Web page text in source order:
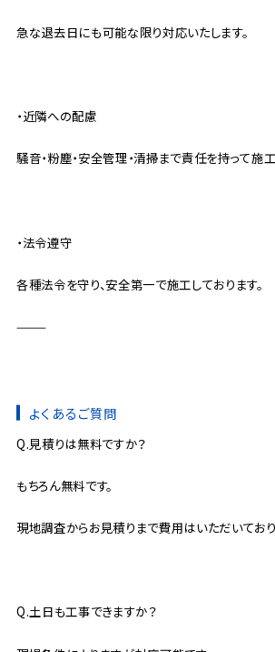
急な退去日にも可能な限り対応いたします。
・近隣への配慮
騒音・粉塵・安全管理・清掃まで責任を持って施工
・法令遵守
各種法令を守り、安全第一で施工しております。
⸻
よくあるご質問
Q.見積りは無料ですか？
もちろん無料です。
現地調査からお見積りまで費用はいただいており
Q.土日も工事できますか？